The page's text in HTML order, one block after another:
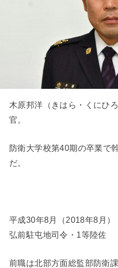
木原邦洋（きはら・くにひ
官。
防衛大学校第40期の卒業で
だ。
平成30年8月（2018年8月
弘前駐屯地司令・1等陸佐
前職は北部方面総監部防衛